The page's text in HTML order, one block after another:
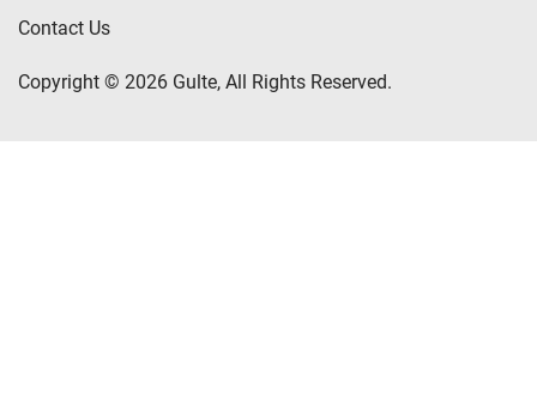
Contact Us
Copyright © 2026 Gulte, All Rights Reserved.